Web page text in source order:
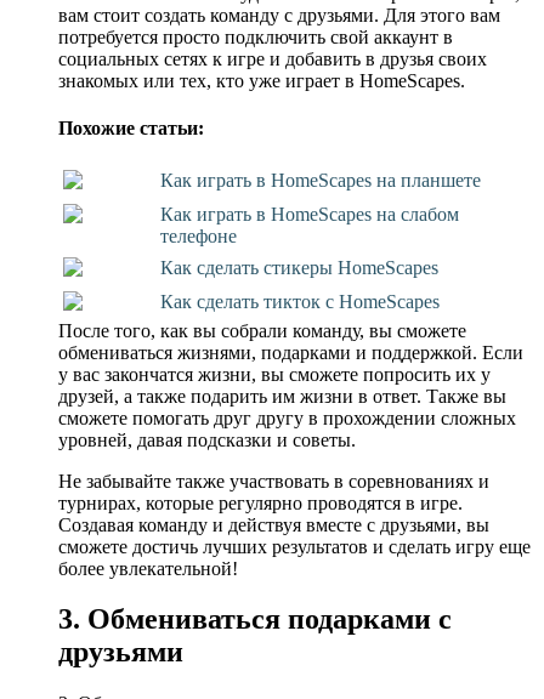
вам стоит создать команду с друзьями. Для этого вам
потребуется просто подключить свой аккаунт в
социальных сетях к игре и добавить в друзья своих
знакомых или тех, кто уже играет в HomeScapes.
Похожие статьи:
Как играть в HomeScapes на планшете
Как играть в HomeScapes на слабом
телефоне
Как сделать стикеры HomeScapes
Как сделать тикток с HomeScapes
После того, как вы собрали команду, вы сможете
обмениваться жизнями, подарками и поддержкой. Если
у вас закончатся жизни, вы сможете попросить их у
друзей, а также подарить им жизни в ответ. Также вы
сможете помогать друг другу в прохождении сложных
уровней, давая подсказки и советы.
Не забывайте также участвовать в соревнованиях и
турнирах, которые регулярно проводятся в игре.
Создавая команду и действуя вместе с друзьями, вы
сможете достичь лучших результатов и сделать игру еще
более увлекательной!
3. Обмениваться подарками с
друзьями